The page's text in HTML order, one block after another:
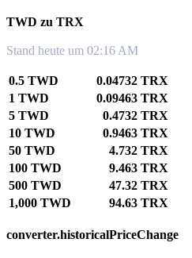
TWD zu TRX
Stand heute um 02:16 AM
0.5 TWD
0.04732 TRX
1 TWD
0.09463 TRX
5 TWD
0.4732 TRX
10 TWD
0.9463 TRX
50 TWD
4.732 TRX
100 TWD
9.463 TRX
500 TWD
47.32 TRX
1,000 TWD
94.63 TRX
converter.historicalPriceChange